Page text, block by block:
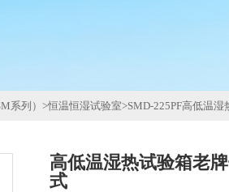
系列） >恒温恒湿试验室>SMD-225PF高低温
高低温湿热试验箱老
式